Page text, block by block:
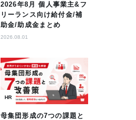
2026年8月 個人事業主&フ
リーランス向け給付金/補
助金/助成金まとめ
2026.08.01
HR
母集団形成の7つの課題と